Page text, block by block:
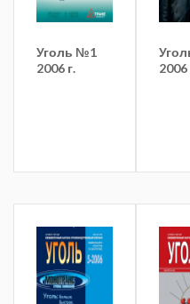
Уголь №1
2006 г.
2006